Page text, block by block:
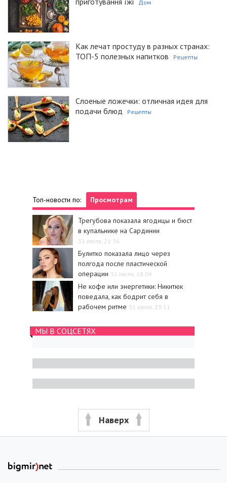
Дом
Как лечат простуду в разных странах:
ТОП-5 полезных напитков
Рецепты
Слоеные ложечки: отличная идея для
подачи блюд
Рецепты
Топ-новости по: Просмотрам
Трегубова показала ягодицы и бюст
в купальнике на Сардинии
31 июля, 21:36
Булитко показала лицо через
полгода после пластической
операции 31 июля, 18:04
Не кофе или энергетики: Никитюк
поведала, как бодрит себя в
рабочем ритме 31 июля, 23:11
МЫ В СОЦСЕТЯХ
Наверх